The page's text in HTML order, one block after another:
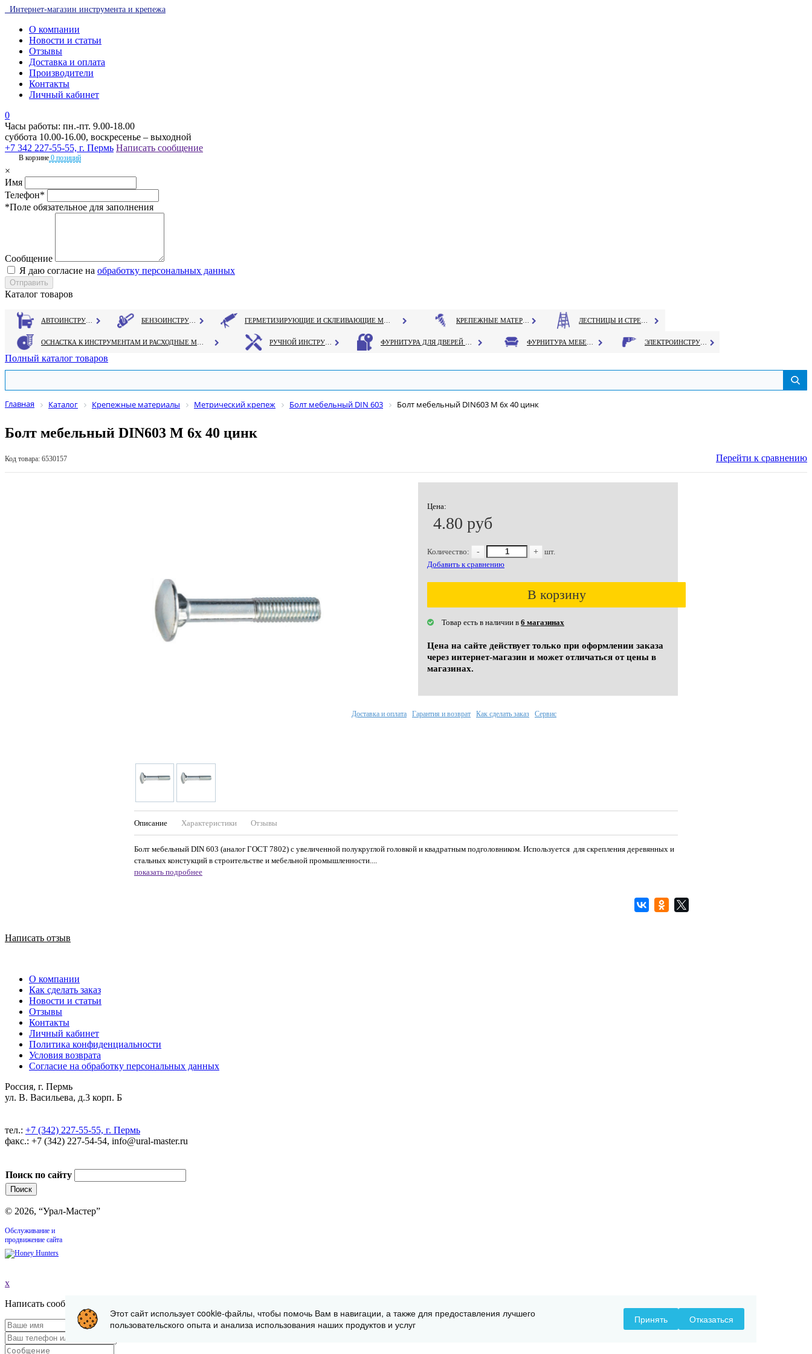
Интернет-магазин инструмента и крепежа
О компании
Новости и статьи
Отзывы
Доставка и оплата
Производители
Контакты
Личный кабинет
0
Часы работы: пн.-пт. 9.00-18.00
суббота 10.00-16.00, воскресенье – выходной
+7 342 227-55-55, г. Пермь Написать сообщение
В корзине 0 позиций
×
Имя
Телефон*
*Поле обязательное для заполнения
Сообщение
Я даю согласие на обработку персональных данных
Каталог товаров
Полный каталог товаров
Главная Каталог Крепежные материалы Метрический крепеж Болт мебельный DIN 603 Болт мебельный DIN603 М 6х 40 цинк
Болт мебельный DIN603 М 6х 40 цинк
Код товара: 6530157 Перейти к сравнению
Цена:
4.80 руб
Количество: - +
шт.
Добавить к сравнению
В корзину
Товар есть в наличии в 6 магазинах
Цена на сайте действует только при оформлении заказа
через интернет-магазин и может отличаться от цены в
магазинах.
Описание Характеристики Отзывы
Болт мебельный DIN 603 (аналог ГОСТ 7802) с увеличенной полукруглой головкой и квадратным подголовником. Используется для скрепления деревянных и
стальных констукций в строительстве и мебельной промышленности....
показать подробнее
Доставка и оплата Гарантия и возврат Как сделать заказ Сервис
Написать отзыв
О компании
Как сделать заказ
Новости и статьи
Отзывы
Контакты
Личный кабинет
Политика конфиденциальности
Условия возврата
Согласие на обработку персональных данных
Россия, г. Пермь
ул. В. Васильева, д.3 корп. Б
тел.: +7 (342) 227-55-55, г. Пермь
факс.: +7 (342) 227-54-54, info@ural-master.ru
Поиск по сайту
© 2026, “Урал-Мастер”
Обслуживание и
продвижение сайта
x
Написать сообщение
Этот сайт использует cookie-файлы, чтобы помочь Вам в навигации, а также для предоставления лучшего
пользовательского опыта и анализа использования наших продуктов и услуг
Принять Отказаться